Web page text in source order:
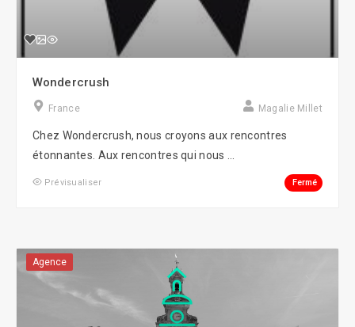
Wondercrush
France Magalie Millet
Chez Wondercrush, nous croyons aux rencontres
étonnantes. Aux rencontres qui nous ...
Prévisualiser Fermé
Agence